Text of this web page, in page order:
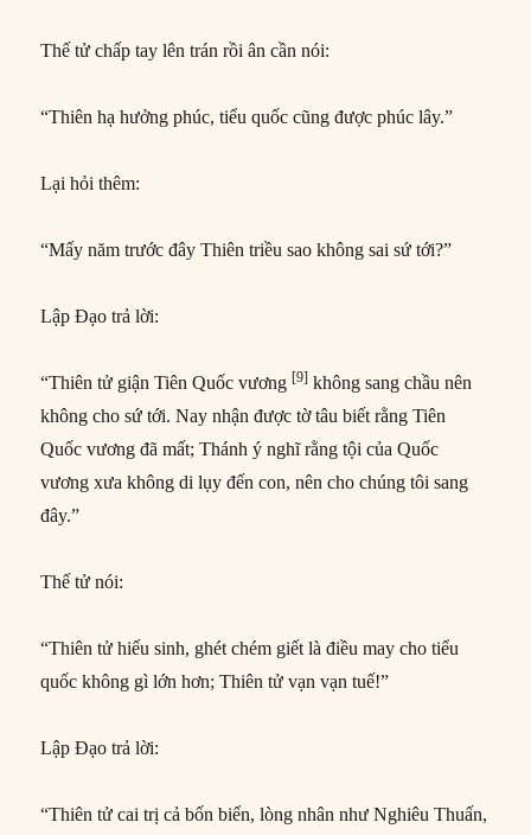
Thế tử chấp tay lên trán rồi ân cần nói:
“Thiên hạ hưởng phúc, tiểu quốc cũng được phúc lây.”
Lại hỏi thêm:
“Mấy năm trước đây Thiên triều sao không sai sứ tới?”
Lập Đạo trả lời:
“Thiên tử giận Tiên Quốc vương[9] không sang chầu nên
không cho sứ tới. Nay nhận được tờ tâu biết rằng Tiên
Quốc vương đã mất; Thánh ý nghĩ rằng tội của Quốc
vương xưa không di lụy đến con, nên cho chúng tôi sang
đây.”
Thế tử nói:
“Thiên tử hiếu sinh, ghét chém giết là điều may cho tiểu
quốc không gì lớn hơn; Thiên tử vạn vạn tuế!”
Lập Đạo trả lời:
“Thiên tử cai trị cả bốn biển, lòng nhân như Nghiêu Thuấn,